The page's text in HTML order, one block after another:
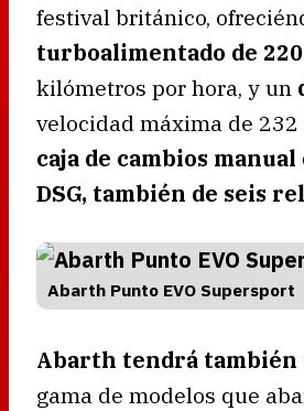
festival británico,
turboalimentado de
kilómetros por hora, y un
velocidad máxima de
caja de cambios
DSG, también de seis
Abarth Punto EVO Supersport
Abarth tendrá también
gama de modelos que